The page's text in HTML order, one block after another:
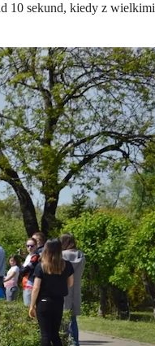
10 sekund, kiedy z wielkimi